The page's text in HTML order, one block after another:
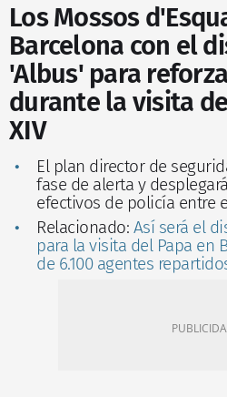
Los Mossos
Barcelona con el
'Albus' para
durante la visita
XIV
El plan director de
fase de alerta y
efectivos de policía entre
Relacionado: Así será el
para la visita del Papa en
de 6.100 agentes